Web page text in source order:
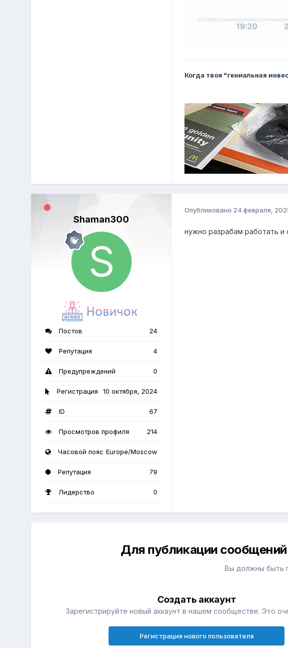
Когда твоя "гениальная
Shaman300
Постов 24
Репутация 4
Предупреждений 0
Регистрация 10 октября, 2024
ID 67
Просмотров профиля 214
Часовой пояс Europe/Moscow
Репутация 79
Лидерство 0
Опубликовано 24 февраля,
нужно разрабам работать
Для публикации сообщений
Вы должны быть
Создать аккаунт
Зарегистрируйте новый аккаунт в нашем сообществе. Это
Регистрация нового пользователя